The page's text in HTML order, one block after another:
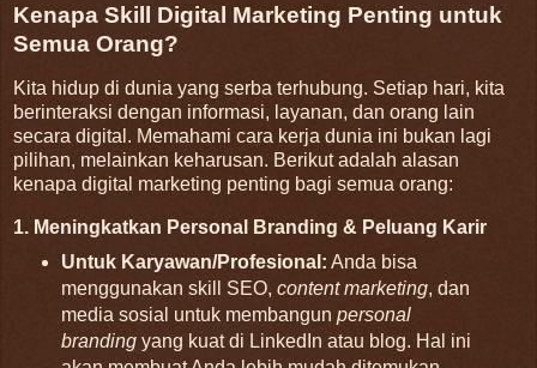
Kenapa Skill Digital Marketing Penting untuk
Semua Orang?
Kita hidup di dunia yang serba terhubung. Setiap hari, kita
berinteraksi dengan informasi, layanan, dan orang lain
secara digital. Memahami cara kerja dunia ini bukan lagi
pilihan, melainkan keharusan. Berikut adalah alasan
kenapa digital marketing penting bagi semua orang:
1. Meningkatkan Personal Branding & Peluang Karir
Untuk Karyawan/Profesional: Anda bisa
menggunakan skill SEO, content marketing, dan
media sosial untuk membangun personal
brandingyang kuat di LinkedIn atau blog. Hal ini